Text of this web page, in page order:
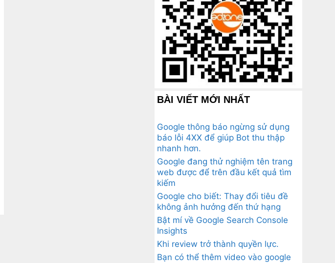
BÀI VIẾT MỚI NHẤT
Google thông báo ngừng sử dụng
báo lỗi 4XX để giúp Bot thu thập
nhanh hơn.
Google đang thử nghiệm tên trang
web được để trên đầu kết quả tìm
kiếm
Google cho biết: Thay đổi tiêu đề
không ảnh hưởng đến thứ hạng
Bật mí về Google Search Console
Insights
Khi review trở thành quyền lực.
Bạn có thể thêm video vào google